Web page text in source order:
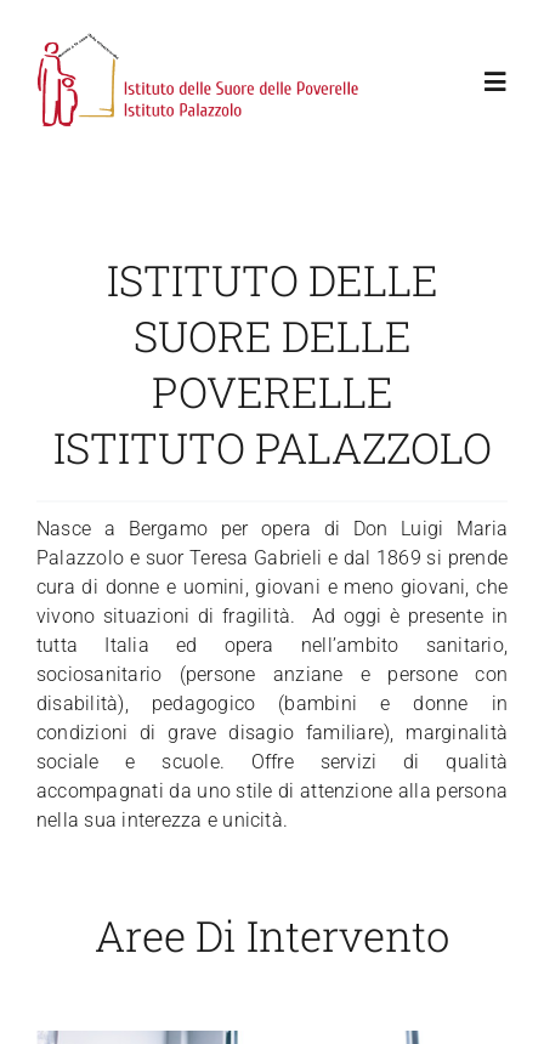
contenuto
Aree di intervento
Sostienici
ISTITUTO DELLE
SUORE DELLE
POVERELLE
ISTITUTO PALAZZOLO
Nasce a Bergamo per opera di Don Luigi Maria
Palazzolo e suor Teresa Gabrieli e dal 1869 si prende
cura di donne e uomini, giovani e meno giovani, che
vivono situazioni di fragilità. Ad oggi è presente in
tutta Italia ed opera nell’ambito sanitario,
sociosanitario (persone anziane e persone con
disabilità), pedagogico (bambini e donne in
condizioni di grave disagio familiare), marginalità
sociale e scuole. Offre servizi di qualità
accompagnati da uno stile di attenzione alla persona
nella sua interezza e unicità.
Aree Di Intervento